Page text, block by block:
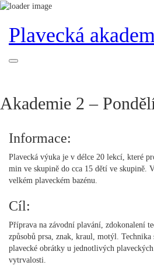
Plavecká
Akademie 2 –
Informace:
Plavecká výuka je v délce 20 lekcí, které
min ve skupině do cca 15 dětí ve skupině.
velkém plaveckém bazénu.
Cíl:
Příprava na závodní plavání, zdokonalení
způsobů prsa, znak, kraul, motýl.
plavecké obrátky u jednotlivých
vytrvalosti.